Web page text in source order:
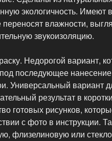
экологичность. Имеют
переносят влажности,
звукоизоляцию.
Недорогой вариант,
последующее нанесение
Универсальный вариант
результат в
готовых рисунков,
с фото в инструкции.
флизелиновую или